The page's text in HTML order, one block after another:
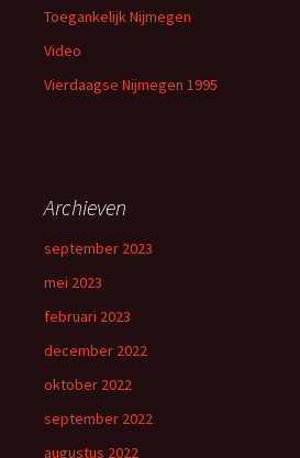
Toegankelijk Nijmegen
Video
Vierdaagse Nijmegen 1995
Archieven
september 2023
mei 2023
februari 2023
december 2022
oktober 2022
september 2022
augustus 2022